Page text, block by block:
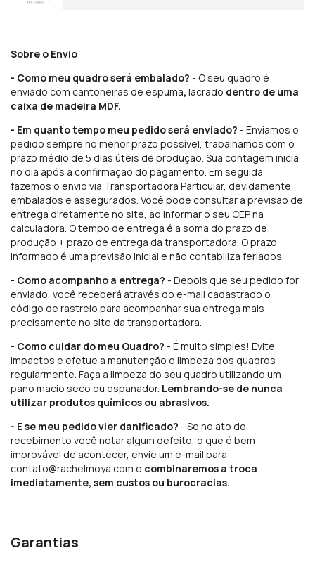
Sobre o Envio
- Como meu quadro será embalado? - O seu quadro é
enviado com cantoneiras de espuma, lacrado dentro de uma
caixa de madeira MDF.
- Em quanto tempo meu pedido será enviado? - Enviamos o
pedido sempre no menor prazo possível, trabalhamos com o
prazo médio de 5 dias úteis de produção. Sua contagem inicia
no dia após a confirmação do pagamento. Em seguida
fazemos o envio via Transportadora Particular, devidamente
embalados e assegurados. Você pode consultar a previsão de
entrega diretamente no site, ao informar o seu CEP na
calculadora. O tempo de entrega é a soma do prazo de
produção + prazo de entrega da transportadora. O prazo
informado é uma previsão inicial e não contabiliza feriados.
- Como acompanho a entrega? - Depois que seu pedido for
enviado, você receberá através do e-mail cadastrado o
código de rastreio para acompanhar sua entrega mais
precisamente no site da transportadora.
- Como cuidar do meu Quadro? - É muito simples! Evite
impactos e efetue a manutenção e limpeza dos quadros
regularmente. Faça a limpeza do seu quadro utilizando um
pano macio seco ou espanador. Lembrando-se de nunca
utilizar produtos químicos ou abrasivos.
- E se meu pedido vier danificado? - Se no ato do
recebimento você notar algum defeito, o que é bem
improvável de acontecer, envie um e-mail para
contato@rachelmoya.com e combinaremos a troca
imediatamente, sem custos ou burocracias.
Garantias